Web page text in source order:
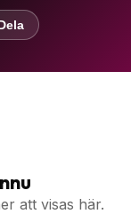
att visas här.